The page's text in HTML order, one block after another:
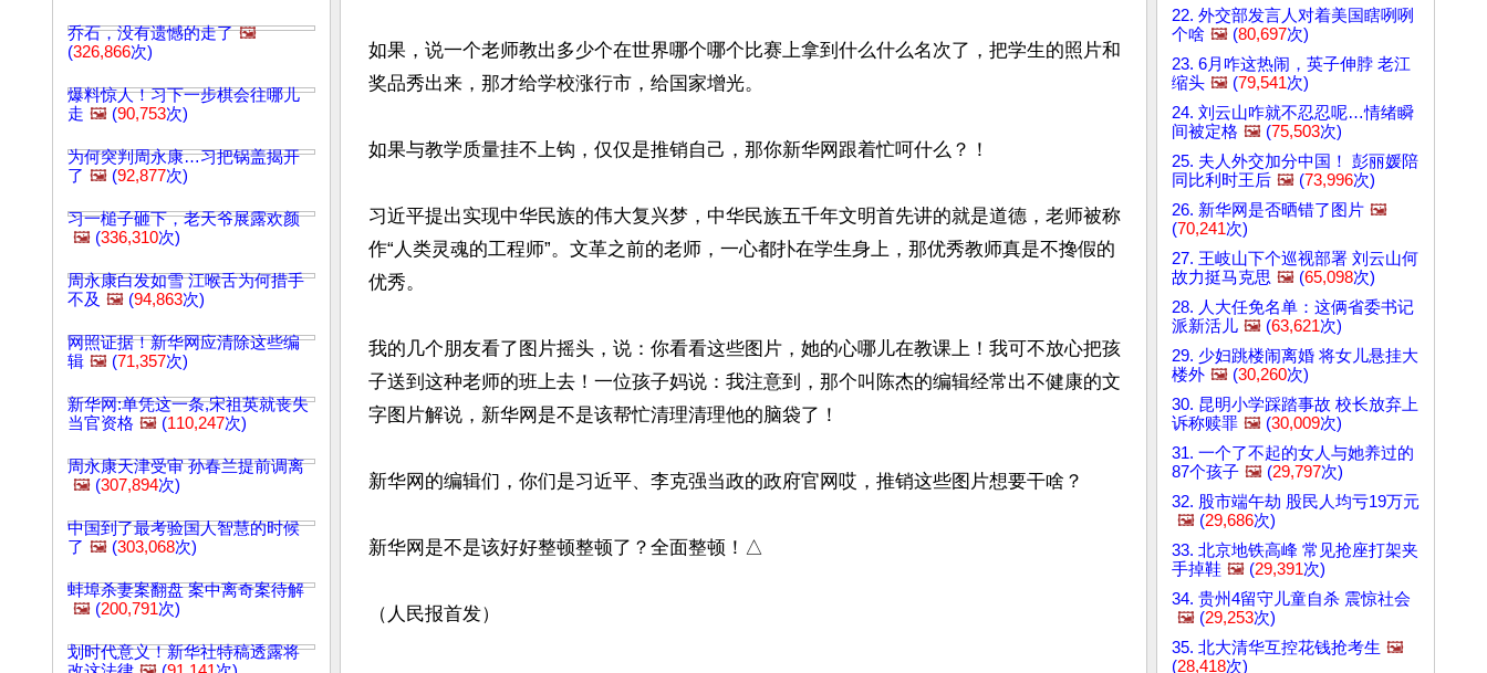
乔石，没有遗憾的走了 🖼️
(326,866次)
爆料惊人！习下一步棋会往哪儿
走 🖼️ (90,753次)
为何突判周永康…习把锅盖揭开
了 🖼️ (92,877次)
习一槌子砸下，老天爷展露欢颜
🖼️ (336,310次)
周永康白发如雪 江喉舌为何措手
不及 🖼️ (94,863次)
网照证据！新华网应清除这些编
辑 🖼️ (71,357次)
新华网:单凭这一条,宋祖英就丧失
当官资格 🖼️ (110,247次)
周永康天津受审 孙春兰提前调离
🖼️ (307,894次)
中国到了最考验国人智慧的时候
了 🖼️ (303,068次)
蚌埠杀妻案翻盘 案中离奇案待解
🖼️ (200,791次)
划时代意义！新华社特稿透露将
如果，说一个老师教出多少个在世界哪个哪个比赛上拿到什么什么名次了，把学生的照片和
奖品秀出来，那才给学校涨行市，给国家增光。
如果与教学质量挂不上钩，仅仅是推销自己，那你新华网跟着忙呵什么？！
习近平提出实现中华民族的伟大复兴梦，中华民族五千年文明首先讲的就是道德，老师被称
作“人类灵魂的工程师”。文革之前的老师，一心都扑在学生身上，那优秀教师真是不搀假的
优秀。
我的几个朋友看了图片摇头，说：你看看这些图片，她的心哪儿在教课上！我可不放心把孩
子送到这种老师的班上去！一位孩子妈说：我注意到，那个叫陈杰的编辑经常出不健康的文
字图片解说，新华网是不是该帮忙清理清理他的脑袋了！
新华网的编辑们，你们是习近平、李克强当政的政府官网哎，推销这些图片想要干啥？
新华网是不是该好好整顿整顿了？全面整顿！△
（人民报首发）
22. 外交部发言人对着美国瞎咧咧
个啥 🖼️ (80,697次)
23. 6月咋这热闹，英子伸脖 老江
缩头 🖼️ (79,541次)
24. 刘云山咋就不忍忍呢…情绪瞬
间被定格 🖼️ (75,503次)
25. 夫人外交加分中国！ 彭丽媛陪
同比利时王后 🖼️ (73,996次)
26. 新华网是否晒错了图片 🖼️
(70,241次)
27. 王岐山下个巡视部署 刘云山何
故力挺马克思 🖼️ (65,098次)
28. 人大任免名单：这俩省委书记
派新活儿 🖼️ (63,621次)
29. 少妇跳楼闹离婚 将女儿悬挂大
楼外 🖼️ (30,260次)
30. 昆明小学踩踏事故 校长放弃上
诉称赎罪 🖼️ (30,009次)
31. 一个了不起的女人与她养过的
87个孩子 🖼️ (29,797次)
32. 股市端午劫 股民人均亏19万元
🖼️ (29,686次)
33. 北京地铁高峰 常见抢座打架夹
手掉鞋 🖼️ (29,391次)
34. 贵州4留守儿童自杀 震惊社会
🖼️ (29,253次)
35. 北大清华互控花钱抢考生 🖼️
(28,418次)